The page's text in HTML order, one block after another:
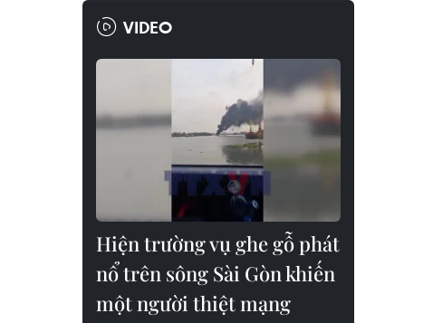
VIDEO
Hiện trường vụ ghe gỗ phát
nổ trên sông Sài Gòn khiến
một người thiệt mạng